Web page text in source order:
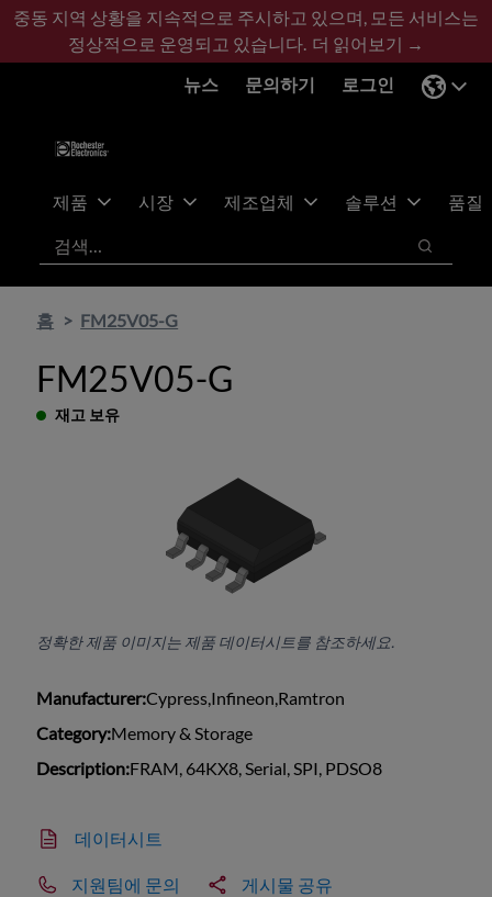
기
콘
바
글
중동 지역 상황을 지속적으로 주시하고 있으며, 모든 서비스는
정상적으로 운영되고 있습니다. 더 읽어보기 →
뉴스
문의하기 로그인
제품 시장 제조업체 솔루션
품질
검색
검색
홈 FM25V05-G
FM25V05-G
재고 보유
정확한 제품 이미지는 제품 데이터시트를 참조하세요.
Manufacturer:Cypress,Infineon,Ramtron
Category:Memory & Storage
Description:FRAM, 64KX8, Serial, SPI, PDSO8
데이터시트
지원팀에 문의 게시물 공유